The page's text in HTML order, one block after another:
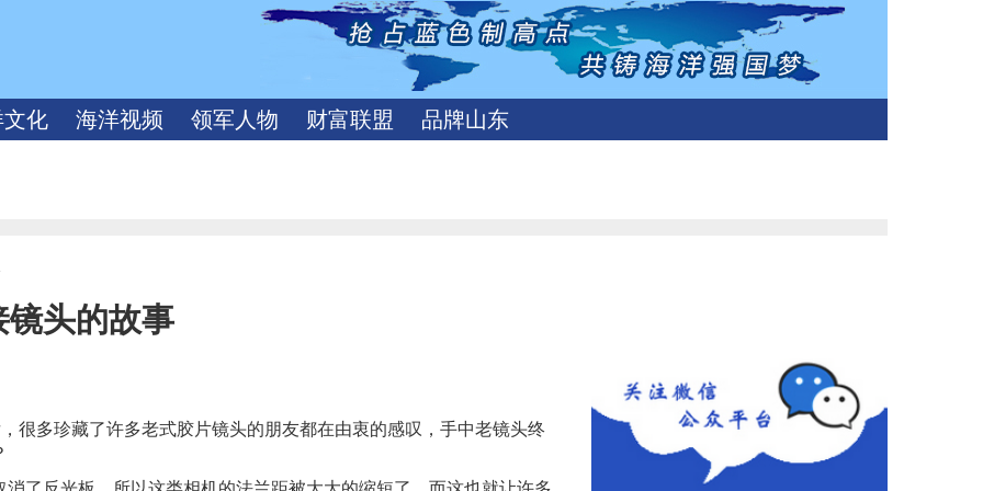
化 海洋视频 领军人物 财富联盟 品牌山东
头的故事
很多珍藏了许多老式胶片镜头的朋友都在由衷的感叹，手中老镜头终